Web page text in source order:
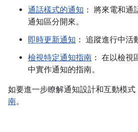
通話樣式的通知 ： 將來電和
通知區分開來。
即時更新通知 ： 追蹤進行中活
檢視特定通知指南 ： 在以檢
中實作通知的指南。
如要進一步瞭解通知設計和互動模式
南。